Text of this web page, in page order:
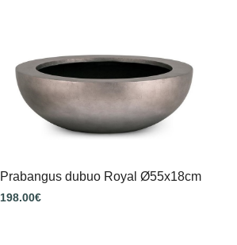
Prabangus dubuo Royal Ø55x18cm
198.00€